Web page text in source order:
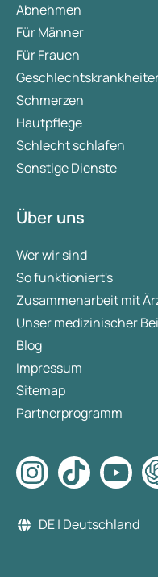
Abnehmen
Für Männer
Für Frauen
Schmerzen
Hautpflege
Schlecht schlafen
Sonstige Dienste
Über uns
Wer wir sind
So funktioniert's
Zusammenarbeit mit
Unser medizinischer
Blog
Impressum
Sitemap
Partnerprogramm
DE | Deutschland